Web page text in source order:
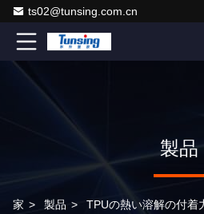
ts02@tunsing.com.cn
製品
家 > 製品 > TPUの熱い溶解の付着